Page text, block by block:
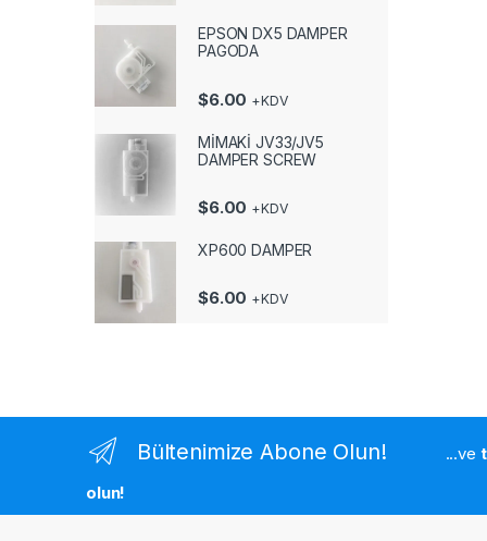
EPSON DX5 DAMPER
PAGODA
$6.00 +KDV
MİMAKİ JV33/JV5
DAMPER SCREW
$6.00 +KDV
XP600 DAMPER
$6.00 +KDV
Bültenimize Abone Olun! ...ve
olun!